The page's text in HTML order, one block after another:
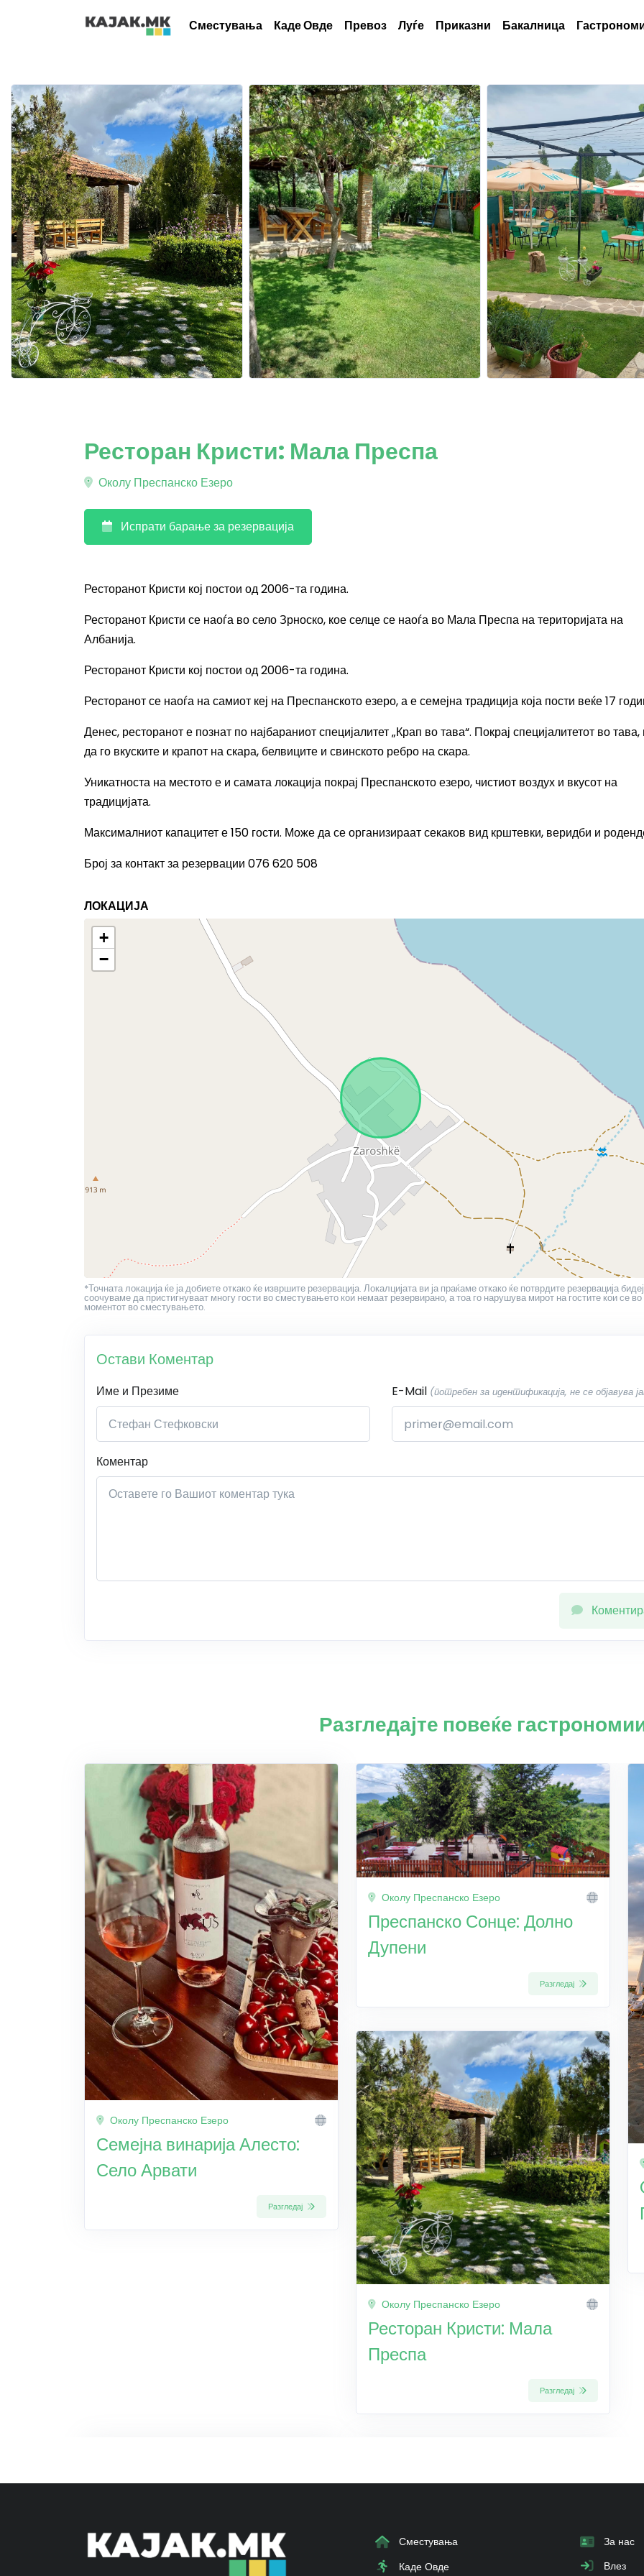
Сместувања Каде Овде Превоз Луѓе Приказни Бакалница
Ресторан Кристи: Мала Преспа
Околу Преспанско Езеро
Испрати барање за резервација
Ресторанот Кристи кој постои од 2006-та година.
Ресторанот Кристи се наоѓа во село Зрноско, кое селце се наоѓа во Мала Преспа на територијата на
Албанија.
Ресторанот Кристи кој постои од 2006-та година.
Ресторанот се наоѓа на самиот кеј на Преспанското езеро, а е семејна традиција која пости веќе 17
Денес, ресторанот е познат по најбараниот специјалитет „Крап во тава“. Покрај специјалитетот во
да го вкуските и крапот на скара, белвиците и свинското ребро на скара.
Уникатноста на местото е и самата локација покрај Преспанското езеро, чистиот воздух и вкусот на
традицијата.
Максималниот капацитет е 150 гости. Може да се организираат секаков вид крштевки, веридби и
Број за контакт за резервации 076 620 508
ЛОКАЦИЈА
+
−
*Точната локација ќе ја добиете откако ќе извршите резервација. Локалцијата ви ја праќаме откако ќе потврдите резервација
соочуваме да пристигнуваат многу гости во сместувањето кои немаат резервирано, а тоа го нарушува мирот на гостите кои се во
моментот во сместувањето.
Остави Коментар
Име и Презиме E-Mail (потребен за идентификација, не се објавува
Коментар
Разгледајте повеќе
Околу Преспанско Езеро
Семејна винарија Алесто:
Село Арвати
Разгледај
Околу Преспанско Езеро
Преспанско Сонце: Долно
Дупени
Разгледај
Околу Преспанско Езеро
Ресторан Кристи: Мала
Преспа
Разгледај
Сместувања
Каде Овде
За нас
Влез